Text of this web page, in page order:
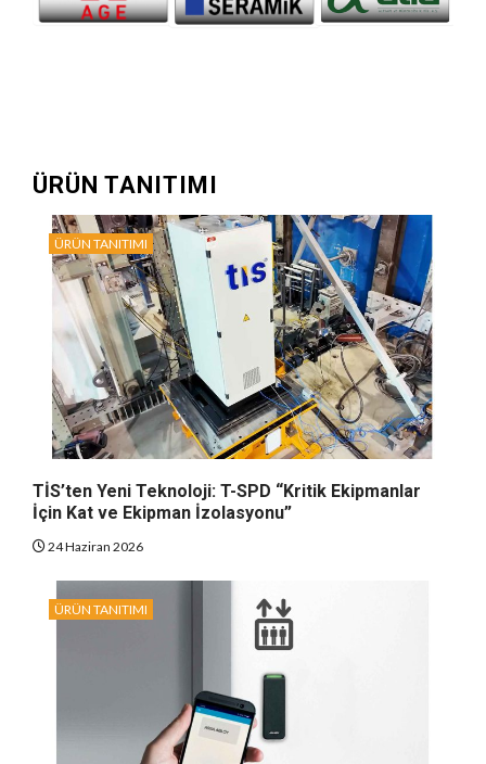
ÜRÜN TANITIMI
ÜRÜN TANITIMI
TİS’ten Yeni Teknoloji: T-SPD “Kritik Ekipmanlar
İçin Kat ve Ekipman İzolasyonu”
24 Haziran 2026
ÜRÜN TANITIMI